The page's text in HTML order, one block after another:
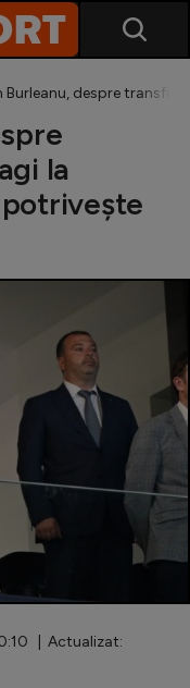
Burleanu, despre
la
potrivește
| Actualizat: